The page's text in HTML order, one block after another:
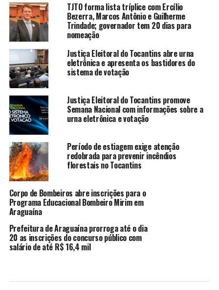
TJTO forma lista tríplice com Ercílio
Bezerra, Marcos Antônio e Guilherme
Trindade; governador tem 20 dias para
nomeação
Justiça Eleitoral do Tocantins abre urna
eletrônica e apresenta os bastidores do
sistema de votação
Justiça Eleitoral do Tocantins promove
Semana Nacional com informações sobre a
urna eletrônica e votação
Período de estiagem exige atenção
redobrada para prevenir incêndios
florestais no Tocantins
Corpo de Bombeiros abre inscrições para o
Programa Educacional Bombeiro Mirim em
Araguaína
Prefeitura de Araguaína prorroga até o dia
20 as inscrições do concurso público com
salário de até R$ 16,4 mil